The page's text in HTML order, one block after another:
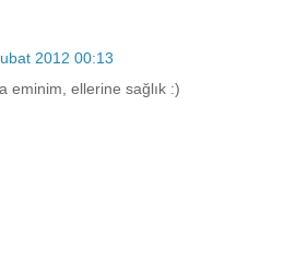
2012 00:13
eminim, ellerine sağlık :)